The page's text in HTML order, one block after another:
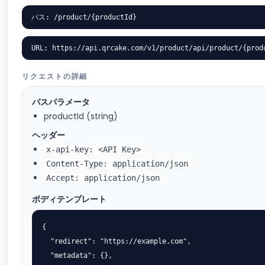
パス: /product/{productId}
URL: https://api.qrcake.com/v1/product/api/product/
リクエストの詳細
パスパラメータ
productId (string)
ヘッダー
x-api-key: <API Key>
Content-Type: application/json
Accept: application/json
ボディテンプレート
{
  "redirect": "https://example.com",
  "metadata": {},